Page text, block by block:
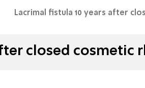
Lacrimal fistula 10 years after
closed cosmetic